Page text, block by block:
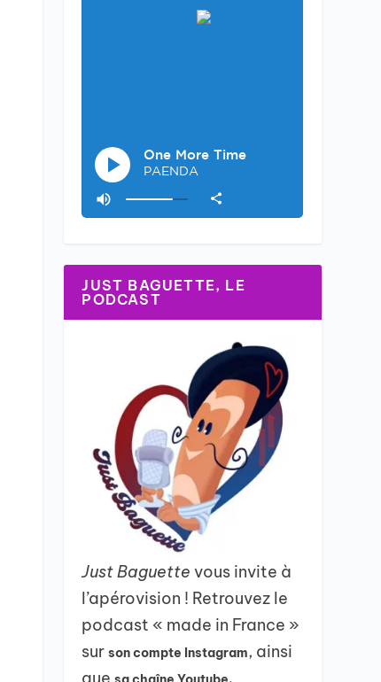
JUST BAGUETTE, LE
PODCAST
Just Baguettevous invite à
l’apérovision ! Retrouvez le
podcast « made in France »
surson compte Instagram, ainsi